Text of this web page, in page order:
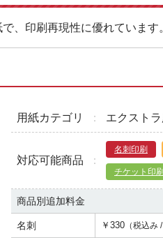
、印刷再現性に優れています
用紙カテゴリ エクスト
対応可能商品
名刺印刷
チケット印刷
商品別追加料金
名刺 ￥330 （税込み